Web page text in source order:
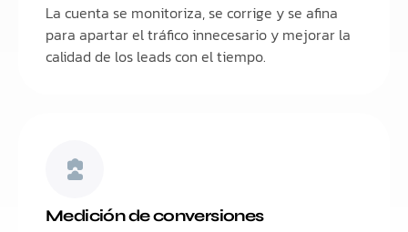
La cuenta se monitoriza, se corrige y se afina
para apartar el tráfico innecesario y mejorar la
calidad de los leads con el tiempo.
Medición de conversiones